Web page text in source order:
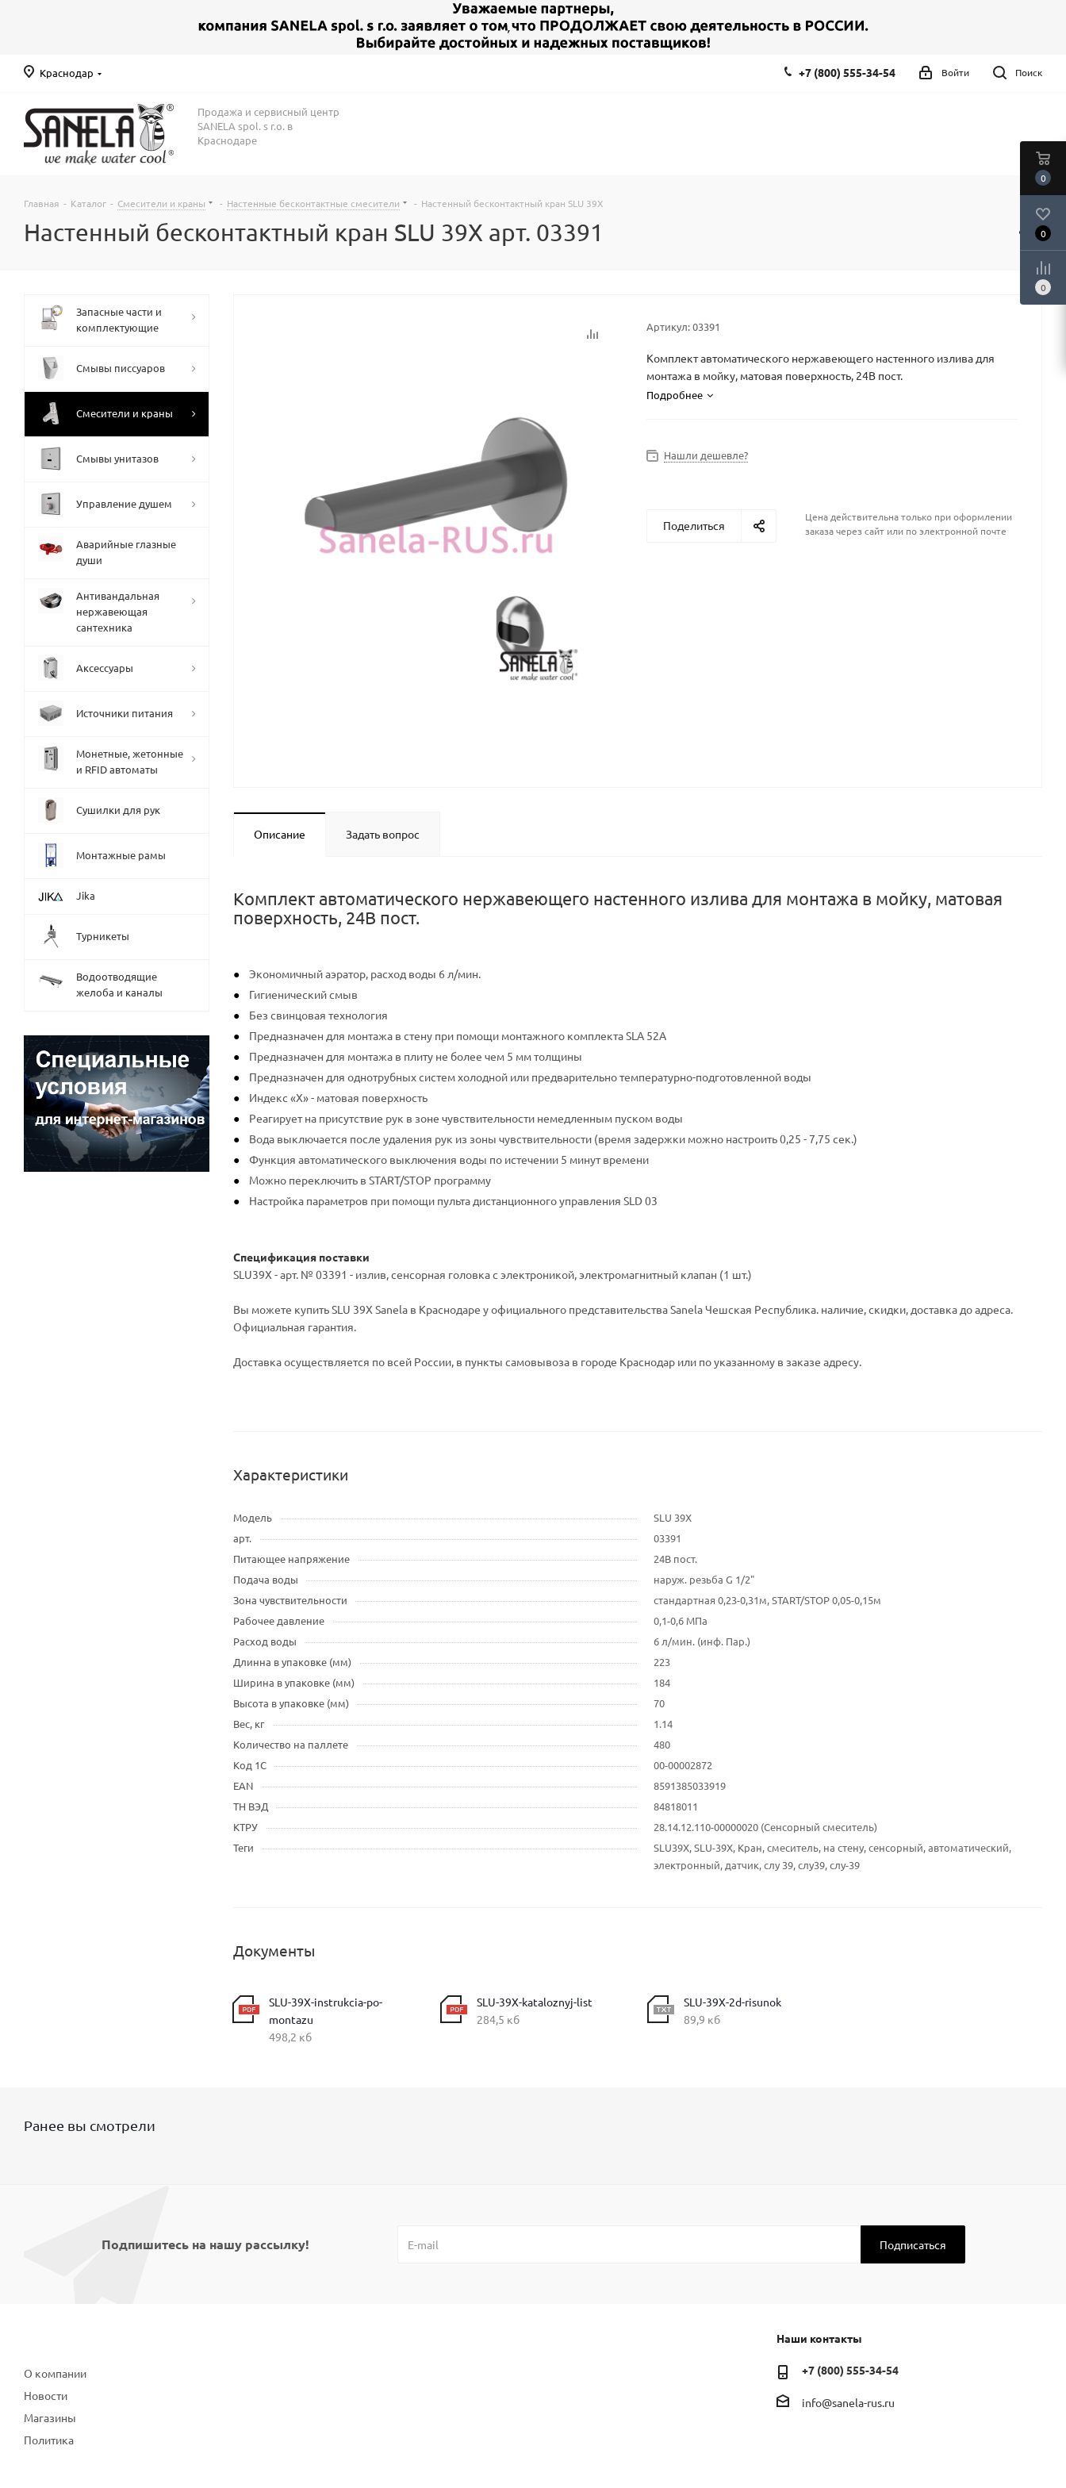
Краснодар Поиск
Войти
+7 (800) 555-34-54
Продажа и сервисный центр
SANELA spol. s r.o. в
Краснодаре
Главная - Каталог - Смесители и краны - Настенные бесконтактные смесители - Настенный бесконтактный кран SLU 39X
Настенный бесконтактный кран SLU 39X арт. 03391
Артикул:03391
Комплект автоматического нержавеющего настенного излива для
монтажа в мойку, матовая поверхность, 24В пост.
Подробнее
Нашли дешевле?
Поделиться
Цена действительна только при оформлении
заказа через сайт или по электронной почте
Описание Задать вопрос
Комплект автоматического нержавеющего настенного излива для монтажа в мойку, матовая
поверхность, 24В пост.
Экономичный аэратор, расход воды 6 л/мин.
Гигиенический смыв
Без свинцовая технология
Предназначен для монтажа в стену при помощи монтажного комплекта SLA 52A
Предназначен для монтажа в плиту не более чем 5 мм толщины
Предназначен для однотрубных систем холодной или предварительно температурно-подготовленной воды
Индекс «X» - матовая поверхность
Реагирует на присутствие рук в зоне чувствительности немедленным пуском воды
Вода выключается после удаления рук из зоны чувствительности (время задержки можно настроить 0,25 - 7,75 сек.)
Функция автоматического выключения воды по истечении 5 минут времени
Можно переключить в START/STOP программу
Настройка параметров при помощи пульта дистанционного управления SLD 03
Спецификация поставки
SLU39X - арт. № 03391 - излив, сенсорная головка с электроникой, электромагнитный клапан (1 шт.)
Вы можете купить SLU 39X Sanela в Краснодаре у официального представительства Sanela Чешская Республика. наличие, скидки, доставка до адреса.
Официальная гарантия.
Доставка осуществляется по всей России, в пункты самовывоза в городе Краснодар или по указанному в заказе адресу.
Характеристики
Модель
SLU 39X
арт.
03391
Питающее напряжение
24В пост.
Подача воды
наруж. резьба G 1/2"
Зона чувствительности
стандартная 0,23-0,31м, START/STOP 0,05-0,15м
Рабочее давление
0,1-0,6 МПа
Расход воды
6 л/мин. (инф. Пар.)
Длинна в упаковке (мм)
223
Ширина в упаковке (мм)
184
Высота в упаковке (мм)
70
Вес, кг
1.14
Количество на паллете
480
Код 1С
00-00002872
EAN
8591385033919
ТН ВЭД
84818011
КТРУ
28.14.12.110-00000020 (Сенсорный смеситель)
Теги
SLU39X, SLU-39X, Кран, смеситель, на стену, сенсорный, автоматический,
электронный, датчик, слу 39, слу39, слу-39
Документы
SLU-39X-instrukcia-po-
montazu
498,2 кб
SLU-39X-kataloznyj-list
284,5 кб
SLU-39X-2d-risunok
89,9 кб
Запасные части и
комплектующие
Смывы писсуаров
Смесители и краны
Смывы унитазов
Управление душем
Аварийные глазные
души
Антивандальная
нержавеющая
сантехника
Аксессуары
Источники питания
Монетные, жетонные
и RFID автоматы
Сушилки для рук
Монтажные рамы
Jika
Турникеты
Водоотводящие
желоба и каналы
Ранее вы смотрели
Подпишитесь на нашу рассылку!
О компании
Новости
Магазины
Политика
Наши контакты
+7 (800) 555-34-54
info@sanela-rus.ru
0
0
0